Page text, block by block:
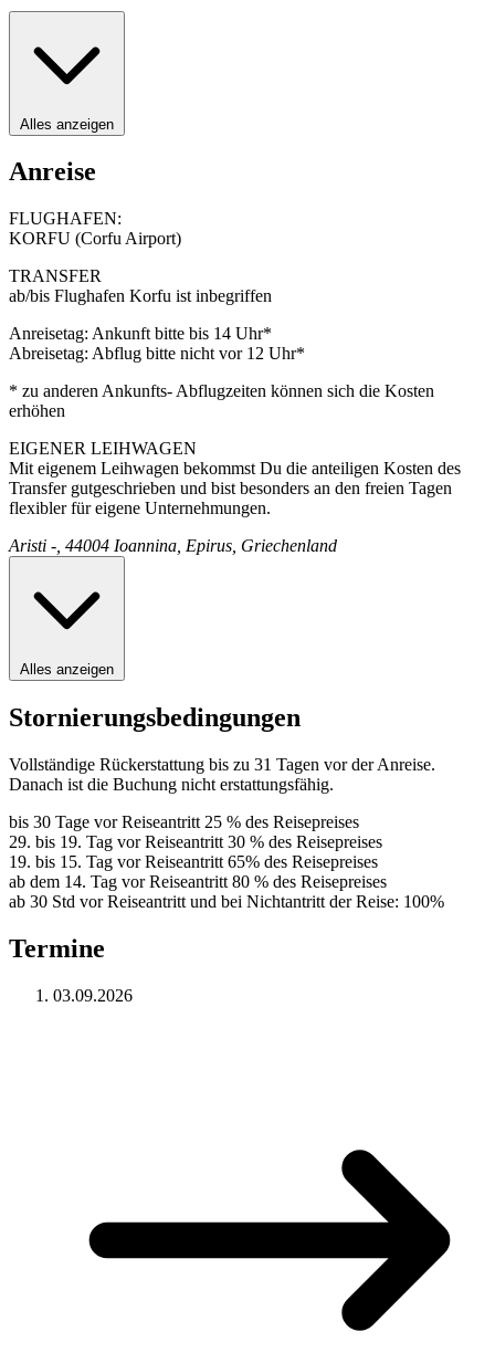
Alles anzeigen
Anreise
FLUGHAFEN:
KORFU (Corfu Airport)
TRANSFER
ab/bis Flughafen Korfu ist inbegriffen
Anreisetag: Ankunft bitte bis 14 Uhr*
Abreisetag: Abflug bitte nicht vor 12 Uhr*
* zu anderen Ankunfts- Abflugzeiten können sich die Kosten
erhöhen
EIGENER LEIHWAGEN
Mit eigenem Leihwagen bekommst Du die anteiligen Kosten des
Transfer gutgeschrieben und bist besonders an den freien Tagen
flexibler für eigene Unternehmungen.
Aristi -, 44004 Ioannina, Epirus, Griechenland
Alles anzeigen
Stornierungsbedingungen
Vollständige Rückerstattung bis zu 31 Tagen vor der Anreise.
Danach ist die Buchung nicht erstattungsfähig.
bis 30 Tage vor Reiseantritt 25 % des Reisepreises
29. bis 19. Tag vor Reiseantritt 30 % des Reisepreises
19. bis 15. Tag vor Reiseantritt 65% des Reisepreises
ab dem 14. Tag vor Reiseantritt 80 % des Reisepreises
ab 30 Std vor Reiseantritt und bei Nichtantritt der Reise: 100%
Termine
03.09.2026